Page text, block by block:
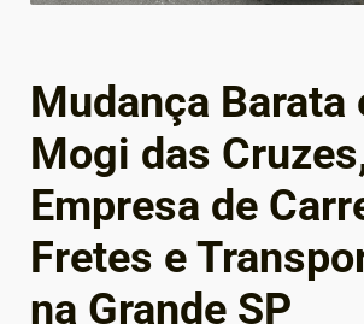
Mudança Barata
Mogi das
Empresa de
Fretes e
na Grande SP